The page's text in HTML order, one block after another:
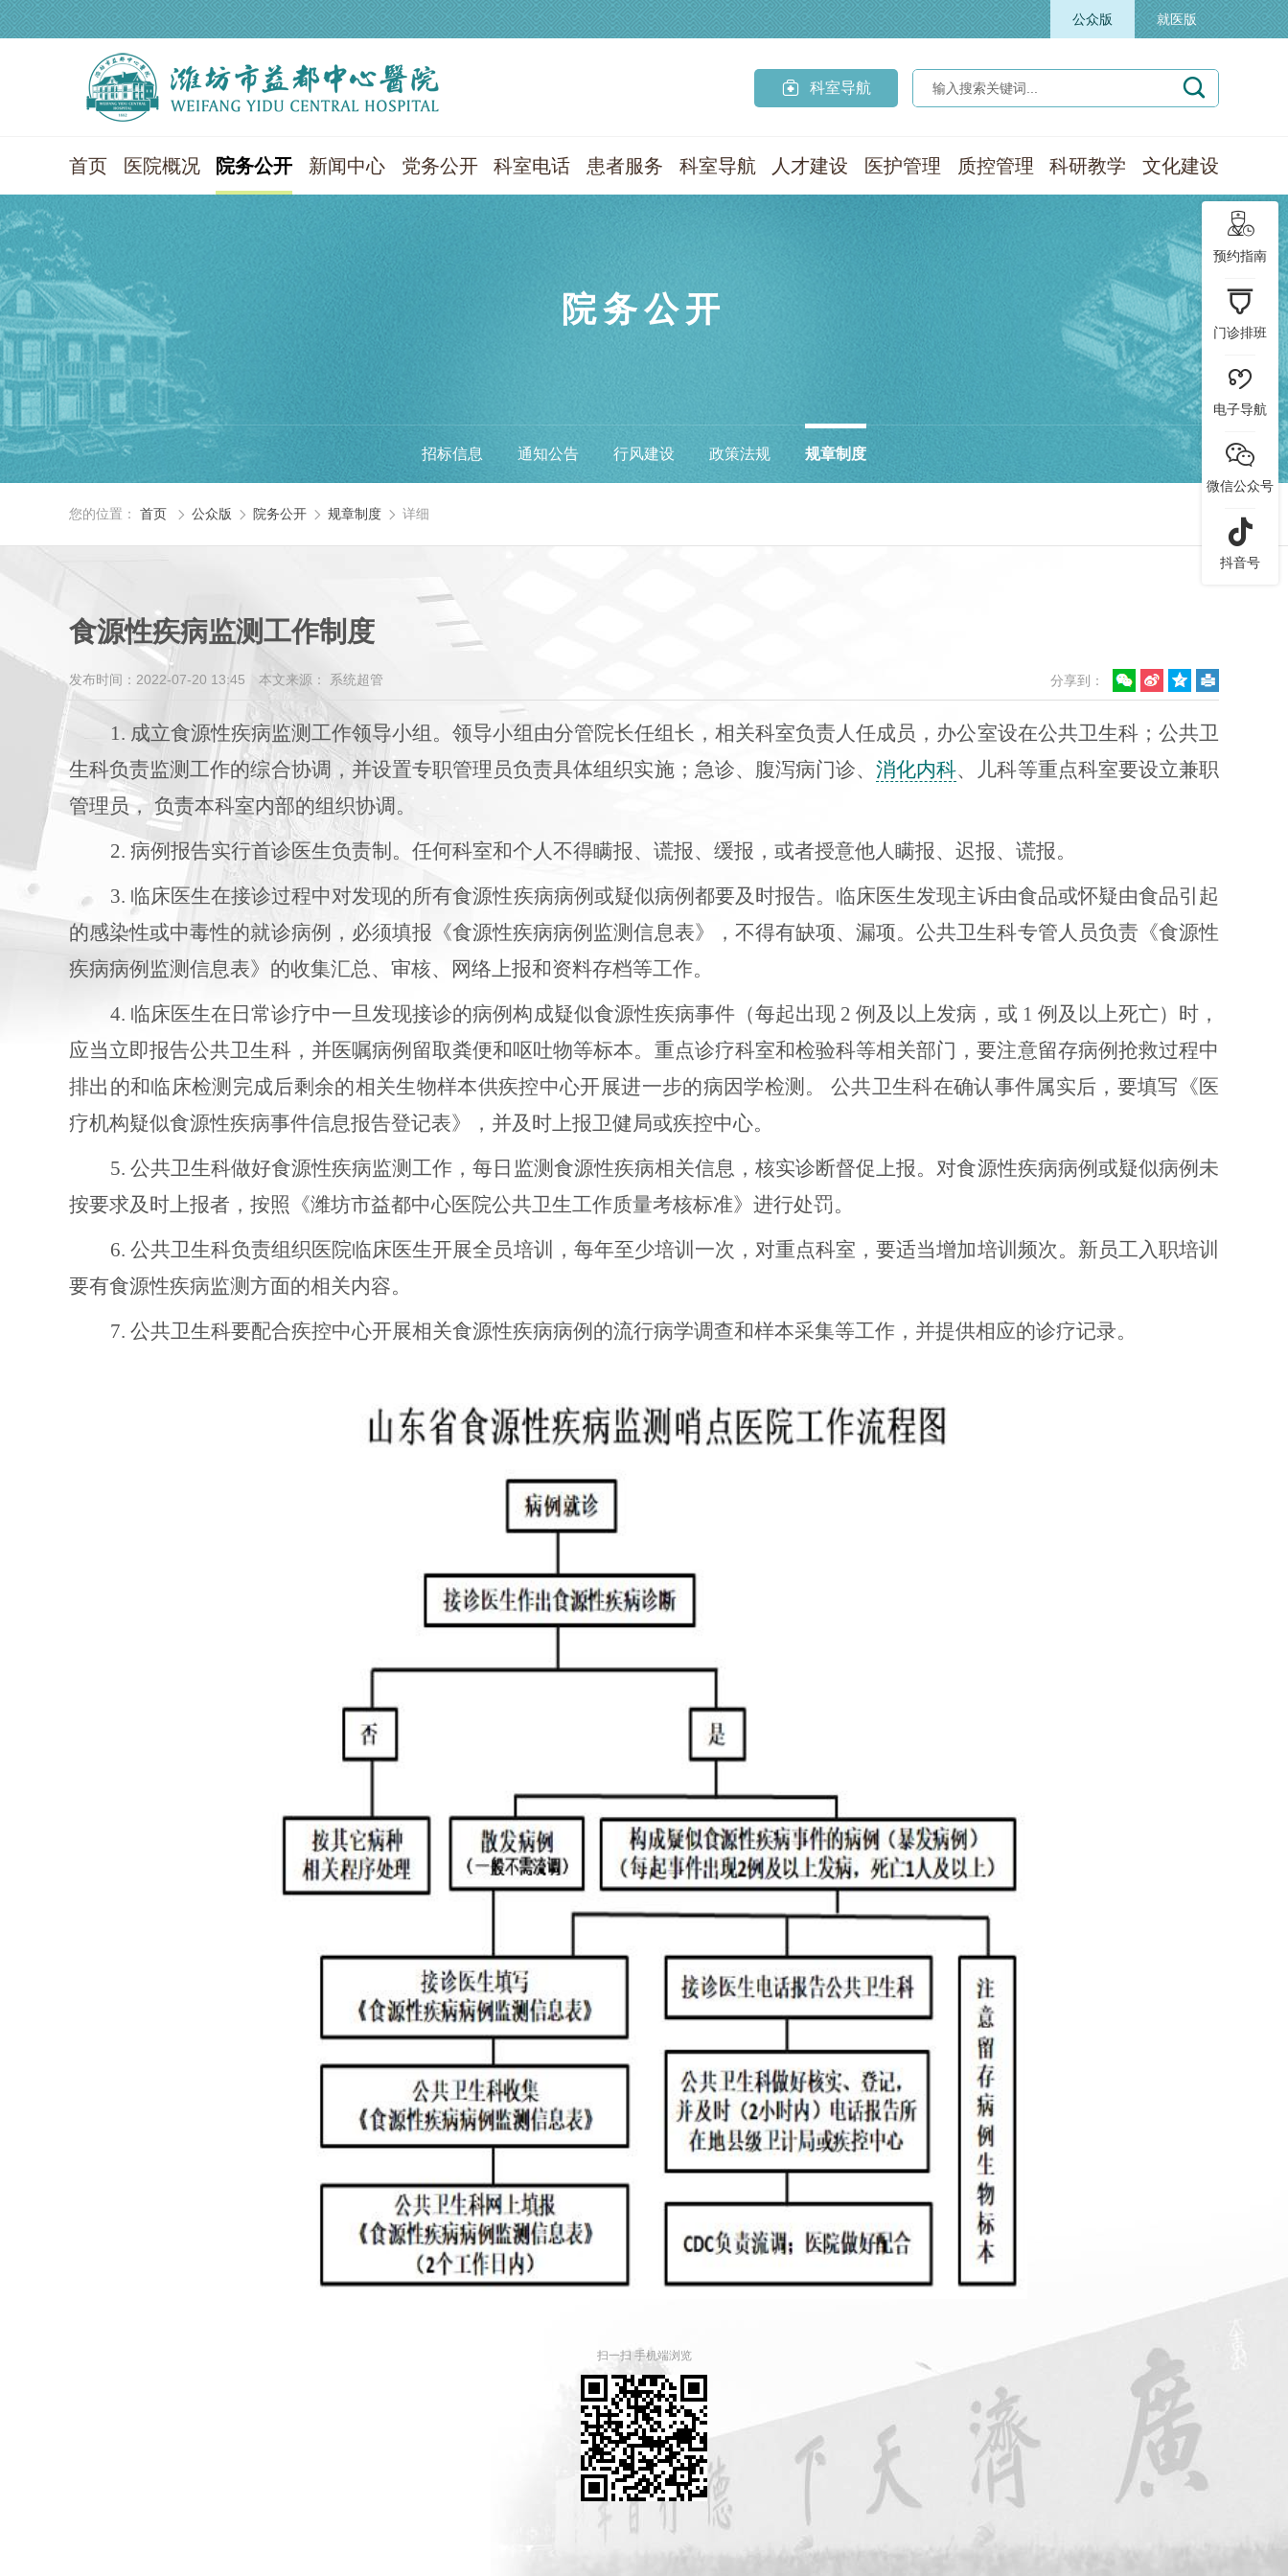
公众版 就医版

 科室导航
首页 医院概况 院务公开 新闻中心 党务公开 科室电话 患者服务 科室导航 人才建设 医护管理 质控管理 科研教学 文化建设
院务公开
招标信息 通知公告 行风建设 政策法规 规章制度
您的位置： 首页  公众版  院务公开  规章制度  详细
食源性疾病监测工作制度
发布时间：2022-07-20 13:45 本文来源： 系统超管 分享到：
1. 成立食源性疾病监测工作领导小组。领导小组由分管院长任组长，相关科室负责人任成员，办公室设在公共卫生科；公共卫
生科负责监测工作的综合协调，并设置专职管理员负责具体组织实施；急诊、腹泻病门诊、消化内科、儿科等重点科室要设立兼职
管理员， 负责本科室内部的组织协调。
2. 病例报告实行首诊医生负责制。任何科室和个人不得瞒报、谎报、缓报，或者授意他人瞒报、迟报、谎报。
3. 临床医生在接诊过程中对发现的所有食源性疾病病例或疑似病例都要及时报告。临床医生发现主诉由食品或怀疑由食品引起
的感染性或中毒性的就诊病例，必须填报《食源性疾病病例监测信息表》，不得有缺项、漏项。公共卫生科专管人员负责《食源性
疾病病例监测信息表》的收集汇总、审核、网络上报和资料存档等工作。
4. 临床医生在日常诊疗中一旦发现接诊的病例构成疑似食源性疾病事件（每起出现 2 例及以上发病，或 1 例及以上死亡）时，
应当立即报告公共卫生科，并医嘱病例留取粪便和呕吐物等标本。重点诊疗科室和检验科等相关部门，要注意留存病例抢救过程中
排出的和临床检测完成后剩余的相关生物样本供疾控中心开展进一步的病因学检测。 公共卫生科在确认事件属实后，要填写《医
疗机构疑似食源性疾病事件信息报告登记表》，并及时上报卫健局或疾控中心。
5. 公共卫生科做好食源性疾病监测工作，每日监测食源性疾病相关信息，核实诊断督促上报。对食源性疾病病例或疑似病例未
按要求及时上报者，按照《潍坊市益都中心医院公共卫生工作质量考核标准》进行处罚。
6. 公共卫生科负责组织医院临床医生开展全员培训，每年至少培训一次，对重点科室，要适当增加培训频次。新员工入职培训
要有食源性疾病监测方面的相关内容。
7. 公共卫生科要配合疾控中心开展相关食源性疾病病例的流行病学调查和样本采集等工作，并提供相应的诊疗记录。
扫一扫 手机端浏览

预约指南

门诊排班

电子导航

微信公众号

抖音号